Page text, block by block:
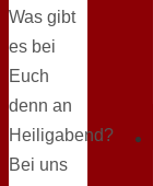
Was gibt
es bei
Euch
denn an
Heiligabend?
Bei uns